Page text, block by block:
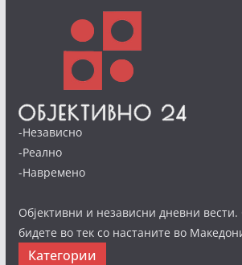
-Независно
-Реално
-Навремено
Објективни и независни дневни вести.
бидете во тек со настаните во
Категории